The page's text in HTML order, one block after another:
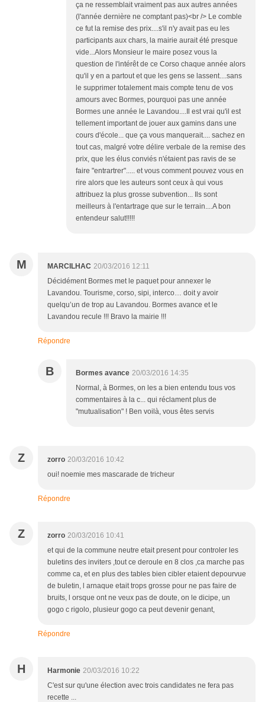
ça ne ressemblait vraiment pas aux autres années
(l'année dernière ne comptant pas)<br /> Le comble
ce fut la remise des prix....s'il n'y avait pas eu les
participants aux chars, la mairie aurait été presque
vide...Alors Monsieur le maire posez vous la
question de l'intérêt de ce Corso chaque année alors
qu'il y en a partout et que les gens se lassent....sans
le supprimer totalement mais compte tenu de vos
amours avec Bormes, pourquoi pas une année
Bormes une année le Lavandou....Il est vrai qu'il est
tellement important de jouer aux gamins dans une
cours d'école... que ça vous manquerait.... sachez en
tout cas, malgré votre délire verbale de la remise des
prix, que les élus conviés n'étaient pas ravis de se
faire "entrartrer"..... et vous comment pouvez vous en
rire alors que les auteurs sont ceux à qui vous
attribuez la plus grosse subvention... Ils sont
meilleurs à l'entartrage que sur le terrain....A bon
entendeur salut!!!!!
M MARCILHAC 20/03/2016 12:11
Décidément Bormes met le paquet pour annexer le
Lavandou. Tourisme, corso, sipi, interco… doit y avoir
quelqu’un de trop au Lavandou. Bormes avance et le
Lavandou recule !!! Bravo la mairie !!!
Répondre
B Bormes avance 20/03/2016 14:35
Normal, à Bormes, on les a bien entendu tous vos
commentaires à la c... qui réclament plus de
"mutualisation" ! Ben voilà, vous êtes servis
Z zorro 20/03/2016 10:42
oui! noemie mes mascarade de tricheur
Répondre
Z zorro 20/03/2016 10:41
et qui de la commune neutre etait present pour controler les
buletins des inviters ,tout ce deroule en 8 clos ,ca marche pas
comme ca, et en plus des tables bien cibler etaient depourvue
de buletin, l arnaque etait trops grosse pour ne pas faire de
bruits, l orsque ont ne veux pas de doute, on le dicipe, un
gogo c rigolo, plusieur gogo ca peut devenir genant,
Répondre
H Harmonie 20/03/2016 10:22
C'est sur qu'une élection avec trois candidates ne fera pas
recette ...